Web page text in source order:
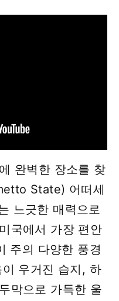
완벽한 장소를 찾
State) 어떠세
느긋한 매력으로
국에서 가장 편안
주의 다양한 풍경
우거진 습지, 하
막으로 가득한 울